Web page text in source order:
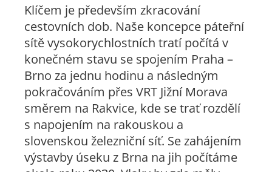
Klíčem je především zkracování
cestovních dob. Naše koncepce páteřní
sítě vysokorychlostních tratí počítá v
konečném stavu se spojením Praha –
Brno za jednu hodinu a následným
pokračováním přes VRT Jižní Morava
směrem na Rakvice, kde se trať rozdělí
s napojením na rakouskou a
slovenskou železniční síť. Se zahájením
výstavby úseku z Brna na jih počítáme